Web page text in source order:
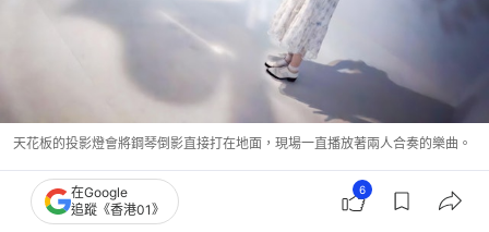
天花板的投影燈會將鋼琴倒影直接打在地面，現場一直播放著兩人合奏的樂曲。
在Google
追蹤《香港01》
6